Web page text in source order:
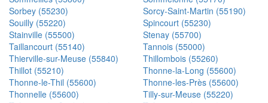
Sorbey (55230)
Sorcy-Saint-Martin (55190)
Souilly (55220)
Spincourt (55230)
Stainville (55500)
Stenay (55700)
Taillancourt (55140)
Tannois (55000)
Thierville-sur-Meuse (55840)
Thillombois (55260)
Thillot (55210)
Thonne-la-Long (55600)
Thonne-le-Thil (55600)
Thonne-les-Près (55600)
Thonnelle (55600)
Tilly-sur-Meuse (55220)